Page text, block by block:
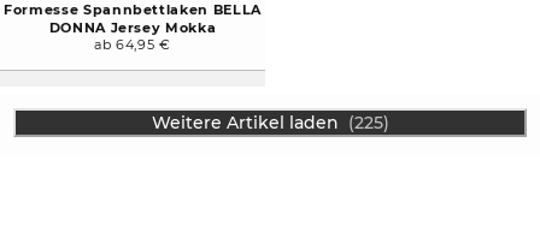
Formesse Spannbettlaken BELLA
DONNA Jersey Mokka
ab 64,95 €
Weitere Artikel laden (225)